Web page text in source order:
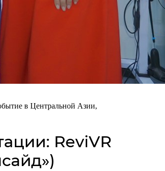
в Центральной Азии,
ReviVR